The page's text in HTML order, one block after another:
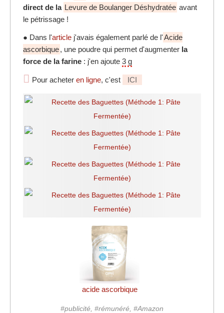
direct de la Levure de Boulanger Déshydratée avant
le pétrissage !
● Dans l'article j'avais également parlé de l'Acide
ascorbique, une poudre qui permet d'augmenter la
force de la farine : j'en ajoute 3 g
Pour acheter en ligne, c'est ICI
acide ascorbique
#publicité, #rémunéré, #Amazon